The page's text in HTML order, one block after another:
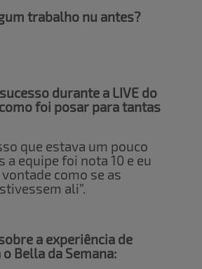
trabalho nu antes?
durante a LIVE do
foi posar para tantas
que estava um pouco
a equipe foi nota 10 e eu
como se as
ali”.
a experiência de
Bella da Semana: